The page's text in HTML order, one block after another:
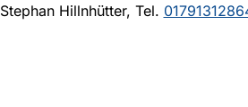
Stephan Hillnhütter, Tel.